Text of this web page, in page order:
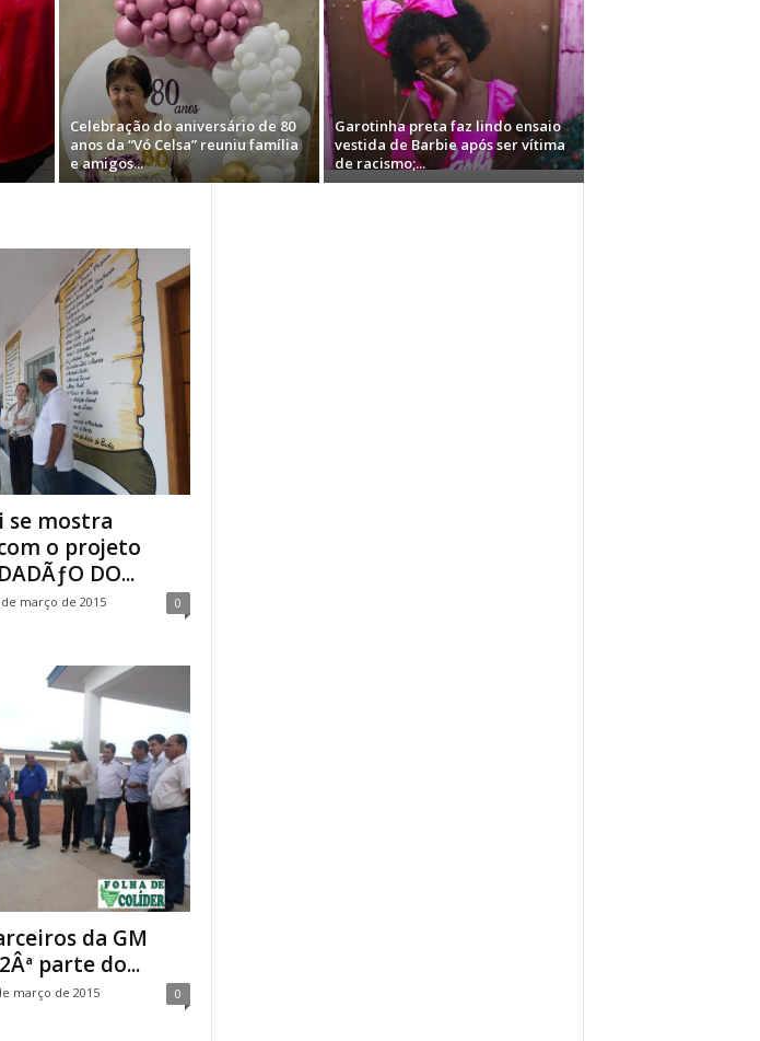
Celebração do aniversário de 80
anos da “Vó Celsa” reuniu família
e amigos...
Garotinha preta faz lindo ensaio
vestida de Barbie após ser vítima
de racismo;...
se mostra
o projeto
DO...
março de 2015 0
da GM
parte do...
março de 2015 0